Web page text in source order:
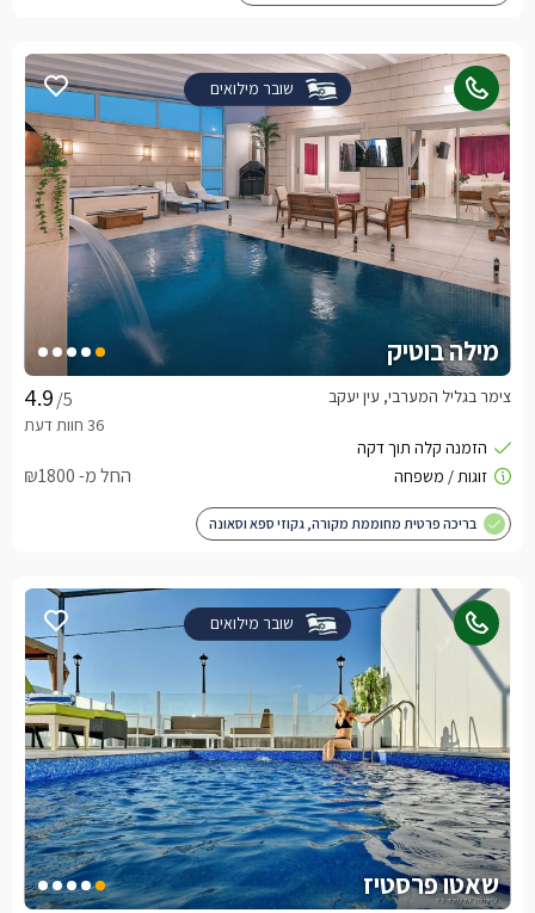
שובר מילואים
מילה בוטיק
/5 צימר בגליל המערבי, עין יעקב
החל מ- ₪1800
בריכה פרטית מחוממת מקורה, גקוזי ספא וסאונה
שובר מילואים
שאטו פרסטיז